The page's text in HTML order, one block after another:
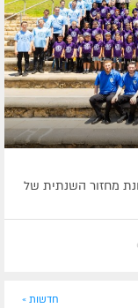
מחזור השנתית של
חדשות »